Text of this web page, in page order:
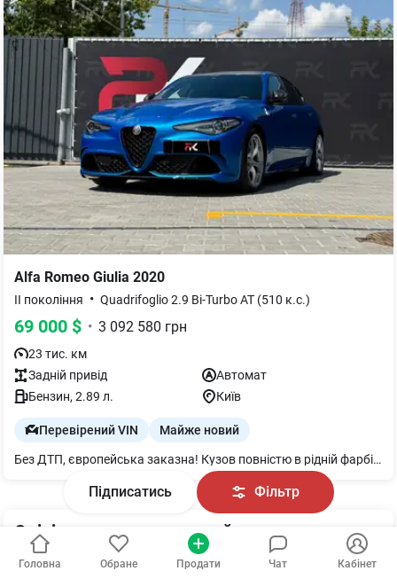
Підписатись Фільтр
Alfa Romeo Giulia 2020
II покоління • Quadrifoglio 2.9 Bi-Turbo AT (510 к.с.)
69 000 $ • 3 092 580 грн
23 тис. км
Задній привід
Автомат
Бензин, 2.89 л. Київ
Перевірений VIN Майже новий
Без ДТП, європейська заказна! Кузов повністю в рідній фарбі, без підфарбувань Ідеальний технічний стан. Повністю обслужений, вкладень не потребує. Комплектація: • Активна підвіска Alfa Active Suspension • Torque Vectoring диференціал • Карбоновий дах • Карбоновий капот • Карбоно-керамічні гальма • Підігрів сидінь • Пам’ять сидінь • Підігрів керма • Спортивний вихлоп Akrapovi? • Пелюстки перемикання передач на колонці • Спортивні сидіння шкіра + Alcantara • Harman/Kardon 14 динаміків • Apple CarPlay / Android Auto • Передні/задні парктроніки • Безключовий доступ Готовий до перевірок на будь-якому вашому СТО!
Оцініть, як вам оновлений пошук нового
авто?
Головна Обране Продати Чат Кабінет